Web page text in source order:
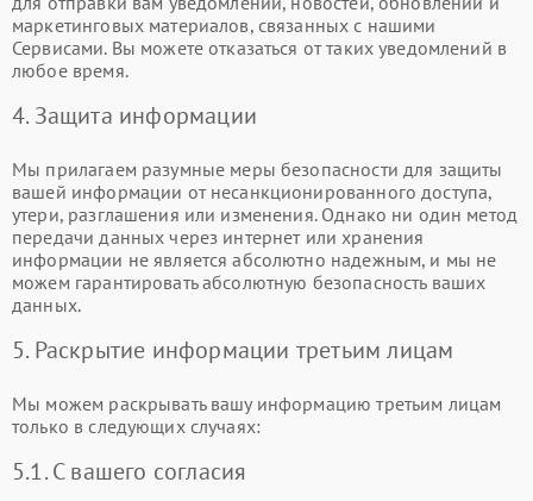
маркетинговых материалов, связанных с нашими
Сервисами. Вы можете отказаться от таких уведомлений в
любое время.
4. Защита информации
Мы прилагаем разумные меры безопасности для защиты
вашей информации от несанкционированного доступа,
утери, разглашения или изменения. Однако ни один метод
передачи данных через интернет или хранения
информации не является абсолютно надежным, и мы не
можем гарантировать абсолютную безопасность ваших
данных.
5. Раскрытие информации третьим лицам
Мы можем раскрывать вашу информацию третьим лицам
только в следующих случаях:
5.1. С вашего согласия